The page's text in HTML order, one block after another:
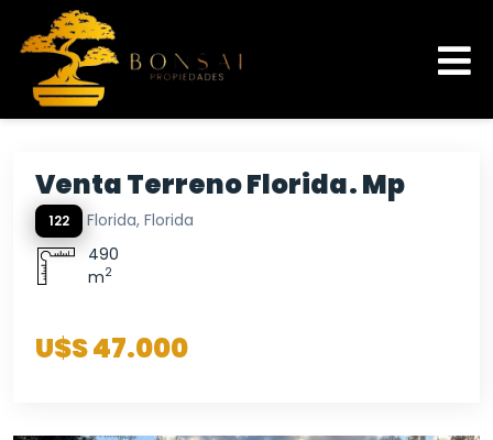
Venta Terreno Florida. Mp
122
Florida, Florida
490
m2
U$S 47.000